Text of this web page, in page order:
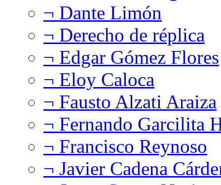
¬ Dante Limón
¬ Derecho de réplica
¬ Edgar Gómez Flores
¬ Eloy Caloca
¬ Fausto Alzati Araiza
¬ Fernando Garcilita
¬ Francisco Reynoso
¬ Javier Cadena